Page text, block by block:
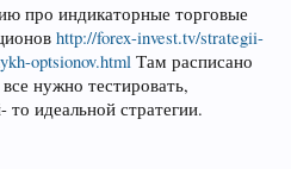
про индикаторные торговые
http://forex-invest.tv/strategii-
optsionov.html Там расписано
нужно тестировать,
идеальной стратегии.